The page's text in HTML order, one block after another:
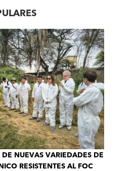
DE NUEVAS VARIEDADES DE
RESISTENTES AL FOC